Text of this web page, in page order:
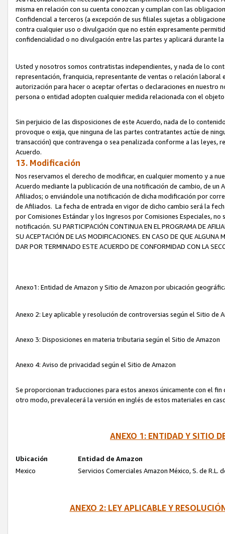
misma en relación con su cuenta conozcan y cumplan con las
Confidencial a terceros (a excepción de sus filiales sujetas a
contra cualquier uso o divulgación que no estén expresamente
confidencialidad o no divulgación entre las partes y aplicará durante
Usted y nosotros somos contratistas independientes, y nada de lo
representación, franquicia, representante de ventas o relación
autorización para hacer o aceptar ofertas o declaraciones en nuestro
persona o entidad adopten cualquier medida relacionada con el
Sin perjuicio de las disposiciones de este Acuerdo, nada de lo
provoque o exija, que ninguna de las partes contratantes actúe de
transacción) que contravenga o sea penalizada conforme a las leyes,
Acuerdo.
13. Modificación
Nos reservamos el derecho de modificar, en cualquier momento y a
Acuerdo mediante la publicación de una notificación de cambio, de
Afiliados; o enviándole una notificación de dicha modificación por
de Afiliados. La fecha de entrada en vigor de dicho cambio será la
por Comisiones Estándar y los Ingresos por Comisiones Especiales,
notificación. SU PARTICIPACIÓN CONTINUA EN EL PROGRAMA DE
SU ACEPTACIÓN DE LAS MODIFICACIONES. EN CASO DE QUE ALGUNA
DAR POR TERMINADO ESTE ACUERDO DE CONFORMIDAD CON LA
Anexo1: Entidad de Amazon y Sitio de Amazon por ubicación
Anexo 2: Ley aplicable y resolución de controversias según el Sitio de
Anexo 3: Disposiciones en materia tributaria según el Sitio de Amazon
Anexo 4: Aviso de privacidad según el Sitio de Amazon
Se proporcionan traducciones para estos anexos únicamente con el
otro modo, prevalecerá la versión en inglés de estos materiales en
ANEXO 1: ENTIDAD Y SITIO
Ubicación
Entidad de Amazon
Mexico
Servicios Comerciales Amazon México, S. de R.L.
ANEXO 2: LEY APLICABLE Y